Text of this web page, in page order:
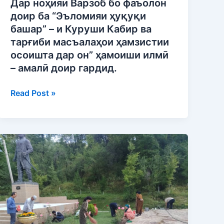
Дар ноҳияи Варзоб бо фаъолон
доир ба “Эъломияи ҳуқуқи
башар” – и Куруши Кабир ва
тарғиби масъалаҳои ҳамзистии
осоишта дар он” ҳамоиши илмӣ
– амалӣ доир гардид.
и
Куруши
Кабир
ва
тарғиби
масъалаҳои
осоишта
ҳамоиши
илмӣ
–
амалӣ
доир
гардид.
Read Post »
Шанбегии
дастаҷамъона
дар
«Осорхона-
мамнуъгоҳи
ҷумҳуриявии
ба